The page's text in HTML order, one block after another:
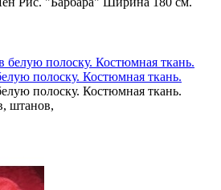
полоску. Костюмная ткань.
полоску. Костюмная ткань.
штанов,